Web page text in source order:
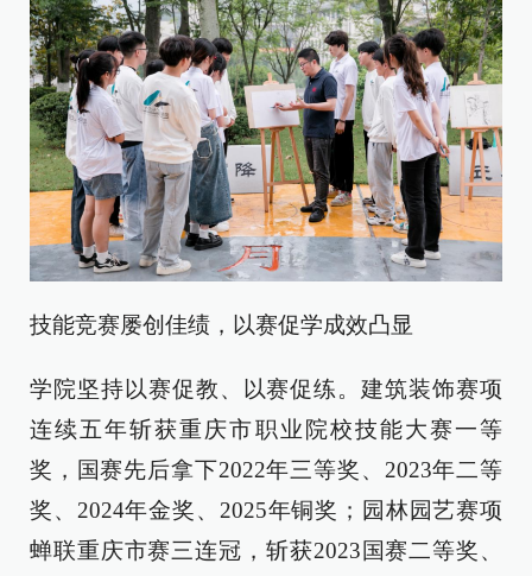
技能竞赛屡创佳绩，以赛促学成效凸显
学院坚持以赛促教、以赛促练。建筑装饰赛项
连续五年斩获重庆市职业院校技能大赛一等
奖，国赛先后拿下2022年三等奖、2023年二等
奖、2024年金奖、2025年铜奖；园林园艺赛项
蝉联重庆市赛三连冠，斩获2023国赛二等奖、